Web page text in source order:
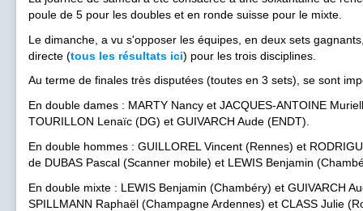
poule de 5 pour les doubles et en ronde suisse pour le mixte.
Le dimanche, a vu s'opposer les équipes, en deux sets
directe (tous les résultats ici) pour les trois disciplines.
Au terme de finales très disputées (toutes en 3 sets), se sont
En double dames : MARTY Nancy et JACQUES-ANTOINE
TOURILLON Lenaïc (DG) et GUIVARCH Aude (ENDT).
En double hommes : GUILLOREL Vincent (Rennes) et
de DUBAS Pascal (Scanner mobile) et LEWIS Benjamin
En double mixte : LEWIS Benjamin (Chambéry) et GUIVARCH
SPILLMANN Raphaël (Champagne Ardennes) et CLASS Julie